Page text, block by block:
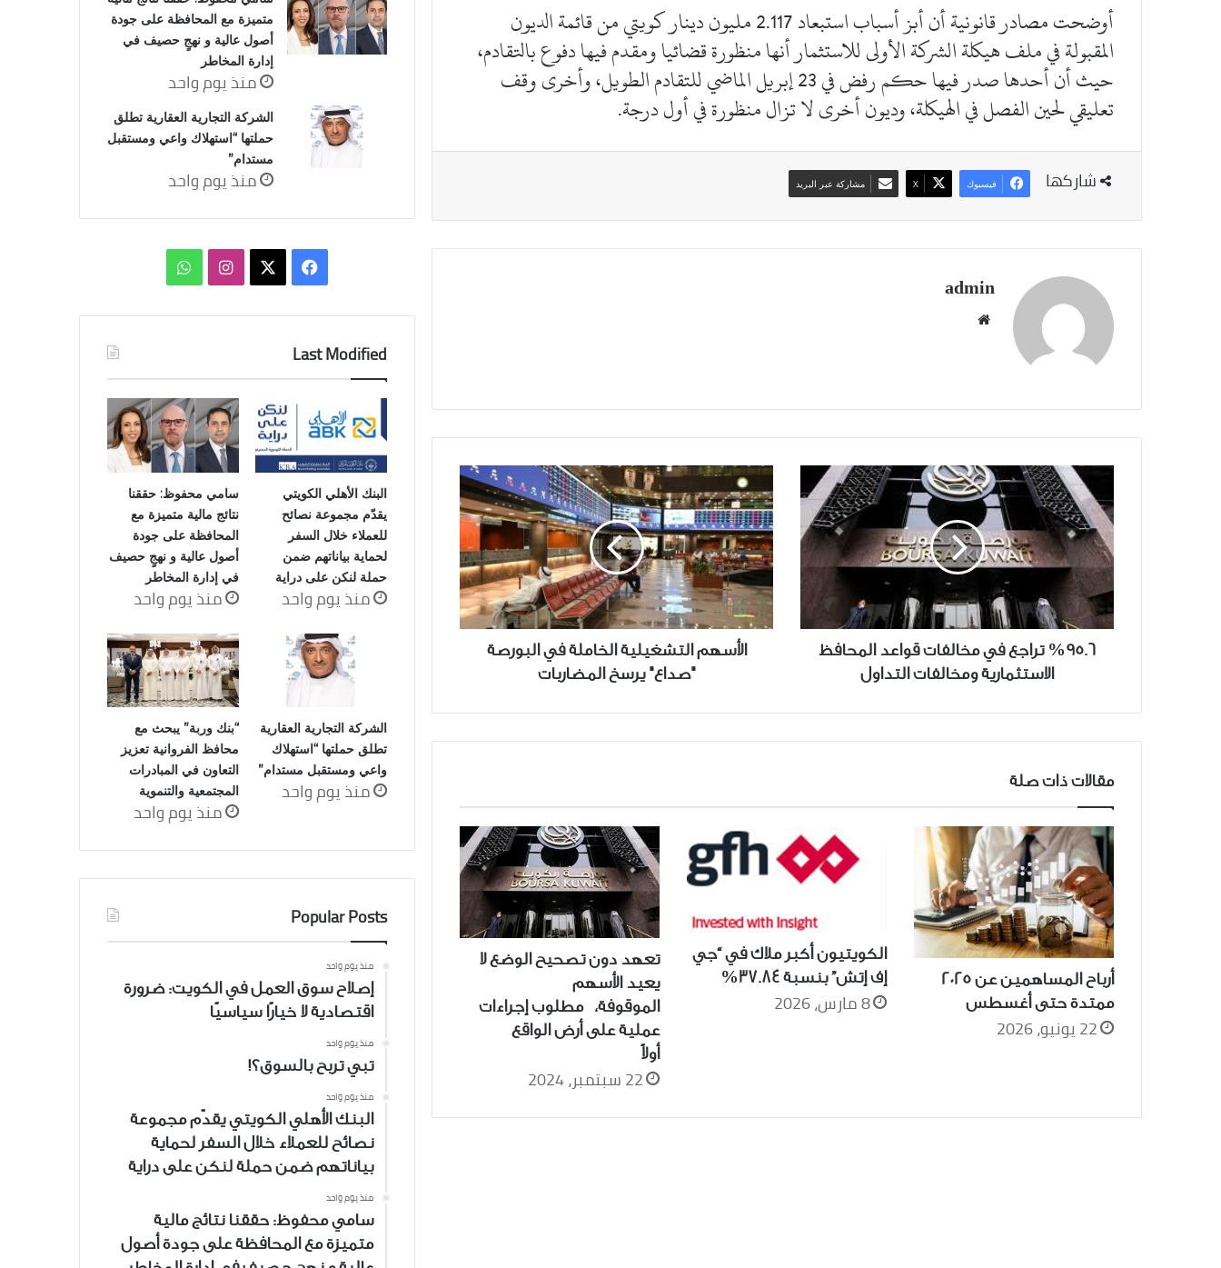
أوضحت مصادر قانونية أن أبز أسباب استبعاد 2.117 مليون دينار كويتي من قائمة الديون
المقبولة في ملف هيكلة الشركة الأولى للاستثمار أنها منظورة قضائيا ومقدم فيها دفوع بالتقادم،
حيث أن أحدها صدر فيها حكم رفض في 23 إبريل الماضي للتقادم الطويل، وأخرى وقف
تعليقي لحين الفصل في الهيكلة، وديون أخرى لا تزال منظورة في أول درجة.
شاركها فيسبوك ‫X مشاركة عبر البريد
admin
%95.6
تراجع
في
مخالفات
قواعد
المحافظ
الاستثمارية
ومخالفات
التداول
%95.6 تراجع في مخالفات قواعد المحافظ
الاستثمارية ومخالفات التداول
الأسهم
التشغيلية
الخاملة
في
البورصة
"صداع"
يرسخ
المضاربات
الأسهم التشغيلية الخاملة في البورصة
"صداع" يرسخ المضاربات
مقالات ذات صلة
أرباح المساهمين عن 2025
ممتدة حتى أغسطس
22 يونيو، 2026
الكويتيون أكبر ملاك في “جي
إف إتش” بنسبة 37.84%
8 مارس، 2026
تعهد دون تصحيح الوضع لا
يعيد الأسهم
الموقوفة، مطلوب إجراءات
عملية على أرض الواقع
أولاً
22 سبتمبر، 2024
متميزة مع المحافظة على جودة
أصول عالية و نهجٍ حصيف في
إدارة المخاطر
منذ يوم واحد
الشركة التجارية العقارية تطلق
حملتها “استهلاك واعي ومستقبل
مستدام”
منذ يوم واحد
فيسبوك انستقرامواتساب
Last Modified
البنك الأهلي الكويتي
يقدّم مجموعة نصائح
للعملاء خلال السفر
لحماية بياناتهم ضمن
حملة لنكن على دراية
منذ يوم واحد
سامي محفوظ: حققنا
نتائج مالية متميزة مع
المحافظة على جودة
أصول عالية و نهجٍ حصيف
في إدارة المخاطر
منذ يوم واحد
الشركة التجارية العقارية
تطلق حملتها “استهلاك
واعي ومستقبل مستدام”
منذ يوم واحد
“بنك وربة” يبحث مع
محافظ الفروانية تعزيز
التعاون في المبادرات
المجتمعية والتنموية
منذ يوم واحد
Popular Posts
منذ يوم واحد
إصلاح سوق العمل في الكويت: ضرورة
اقتصادية لا خيارًا سياسيًا
منذ يوم واحد
تبي تربح بالسوق؟!
منذ يوم واحد
البنك الأهلي الكويتي يقدّم مجموعة
نصائح للعملاء خلال السفر لحماية
بياناتهم ضمن حملة لنكن على دراية
منذ يوم واحد
سامي محفوظ: حققنا نتائج مالية
متميزة مع المحافظة على جودة أصول